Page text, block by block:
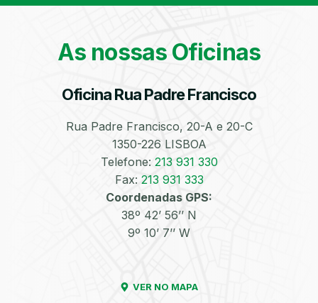
As nossas Oficinas
Oficina Rua Padre Francisco
Rua Padre Francisco, 20-A e 20-C
1350-226 LISBOA
Telefone: 213 931 330
Fax: 213 931 333
Coordenadas GPS:
38º 42’ 56’’ N
9º 10’ 7’’ W
VER NO MAPA
Bate-Chapas
Higienização e
Automóvel